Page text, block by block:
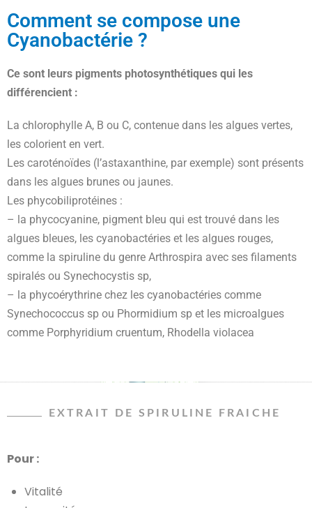
Comment se compose une
Cyanobactérie ?
Ce sont leurs pigments photosynthétiques qui les
différencient :
La chlorophylle A, B ou C, contenue dans les algues vertes,
les colorient en vert.
Les caroténoïdes (l’astaxanthine, par exemple) sont présents
dans les algues brunes ou jaunes.
Les phycobiliprotéines :
– la phycocyanine, pigment bleu qui est trouvé dans les
algues bleues, les cyanobactéries et les algues rouges,
comme la spiruline du genre Arthrospira avec ses filaments
spiralés ou Synechocystis sp,
– la phycoérythrine chez les cyanobactéries comme
Synechococcus sp ou Phormidium sp et les microalgues
comme Porphyridium cruentum, Rhodella violacea
EXTRAIT DE SPIRULINE FRAICHE
Pour :
Vitalité